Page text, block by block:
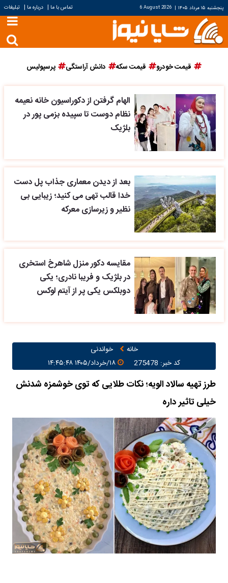
پنجشنبه ۱۵ مرداد ۱۴۰۵ |
6 August 2026 تماس با ما | درباره ما | تبلیغات
قیمت خودرو قیمت سکه دانش آراستگی پرسپولیس
الهام گرفتن از دکوراسیون خانه نعیمه
نظام دوست تا سپیده بزمی پور در
بلژیک
بعد از دیدن معماری جذاب پل دست
خدا قالب تهی می کنید؛ زیبایی بی
نظیر و زیرسازی معرکه
مقایسه دکور منزل شاهرخ استخری
در بلژیک و فریبا نادری؛ یکی
دوبلکس یکی پر از آیتم لوکس
خانه
خواندنی
کد خبر: 275478
طرز تهیه سالاد الویه؛ نکات طلایی که توی خوشمزه شدنش
خیلی تاثیر داره